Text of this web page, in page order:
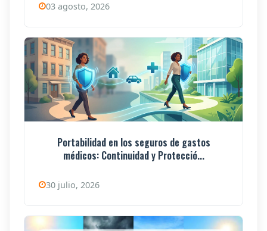
03 agosto, 2026
Portabilidad en los seguros de gastos
médicos: Continuidad y Protecció...
30 julio, 2026